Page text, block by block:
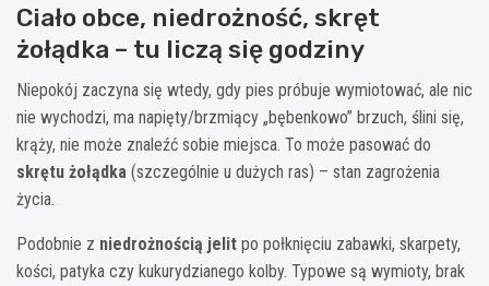
Ciało obce, niedrożność, skręt
żołądka – tu liczą się godziny
Niepokój zaczyna się wtedy, gdy pies próbuje wymiotować, ale nic
nie wychodzi, ma napięty/brzmiący „bębenkowo” brzuch, ślini się,
krąży, nie może znaleźć sobie miejsca. To może pasować do
skrętu żołądka (szczególnie u dużych ras) – stan zagrożenia
życia.
Podobnie z niedrożnością jelit po połknięciu zabawki, skarpety,
kości, patyka czy kukurydzianego kolby. Typowe są wymioty, brak